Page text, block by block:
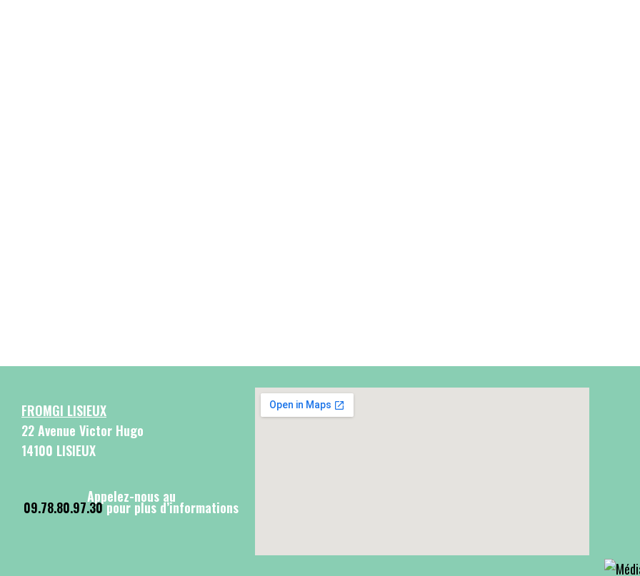
FROMGI LISIEUX
22 Avenue Victor Hugo
14100 LISIEUX
Appelez-nous au
09.78.80.97.30pour plus d’informations